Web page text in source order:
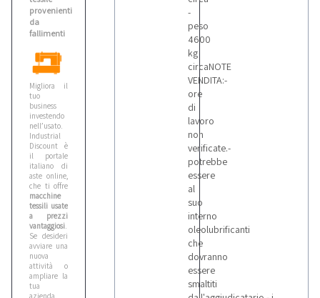
provenienti
da
fallimenti
Migliora il
tuo
business
investendo
nell’usato.
Industrial
Discount è
il portale
italiano di
aste online,
che ti offre
macchine
tessili usate
a prezzi
vantaggiosi.
Se desideri
avviare una
nuova
attività o
ampliare la
tua
azienda,
-
peso
4600
kg
circaNOTE
VENDITA:-
ore
di
lavoro
non
verificate.-
potrebbe
essere
al
suo
interno
oleolubrificanti
che
dovranno
essere
smaltiti